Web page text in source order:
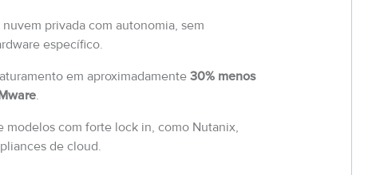
nuvem privada com autonomia, sem
específico.
em aproximadamente30% menos
.
modelos com forte lock in, como Nutanix,
de cloud.